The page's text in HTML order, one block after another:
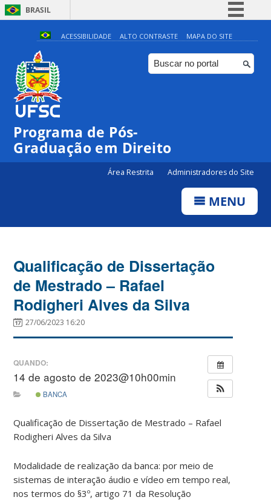
BRASIL
Simplifique!
Comunica BR
Participe
ACESSIBILIDADE ALTO CONTRASTE MAPA DO SITE
Programa de Pós-
Graduação em Direito
Área Restrita Administradores do Site
MENU
Qualificação de Dissertação
de Mestrado – Rafael
Rodigheri Alves da Silva
27/06/2023 16:20
QUANDO:
14 de agosto de 2023@10h00min
BANCA
Qualificação de Dissertação de Mestrado – Rafael
Rodigheri Alves da Silva
Modalidade de realização da banca: por meio de
sistemas de interação áudio e vídeo em tempo real,
nos termos do §3º, artigo 71 da Resolução